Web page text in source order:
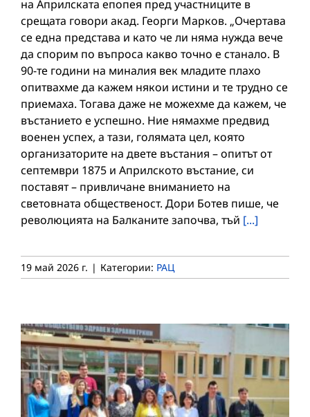
на Априлската епопея пред участниците в
срещата говори акад. Георги Марков. „Очертава
се една представа и като че ли няма нужда вече
да спорим по въпроса какво точно е станало. В
90-те години на миналия век младите плахо
опитвахме да кажем някои истини и те трудно се
приемаха. Тогава даже не можехме да кажем, че
въстанието е успешно. Ние нямахме предвид
военен успех, а тази, голямата цел, която
организаторите на двете въстания – опитът от
септември 1875 и Априлското въстание, си
поставят – привличане вниманието на
световната общественост. Дори Ботев пише, че
революцията на Балканите започва, тъй [...]
19 май 2026 г. | Категории: РАЦ